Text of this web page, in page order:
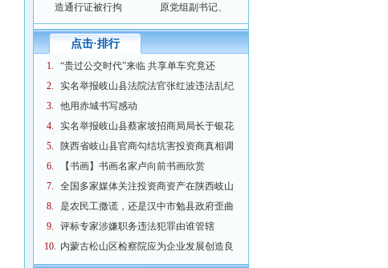
造通行证被行拘
原党组副书记、
点击·排行
1.
“贵过公交时代”来临 共享单车究竟还
2.
实名举报岐山县法院法官张红波违法乱纪
3.
他用赤城书写感动
4.
实名举报岐山县蔡家坡招商局局长于银花
5.
陕西省岐山县官商勾结坑害投资商真相调
6.
【书画】书画名家卢向前书画欣赏
7.
全国多家媒体关注投资商资产在陕西岐山
8.
是农民工撒谎，还是汉中市勉县政府歪曲
9.
评标专家涉嫌职务违法犯罪由谁管辖
10. 内蒙古松山区检察院应为企业发展创造良